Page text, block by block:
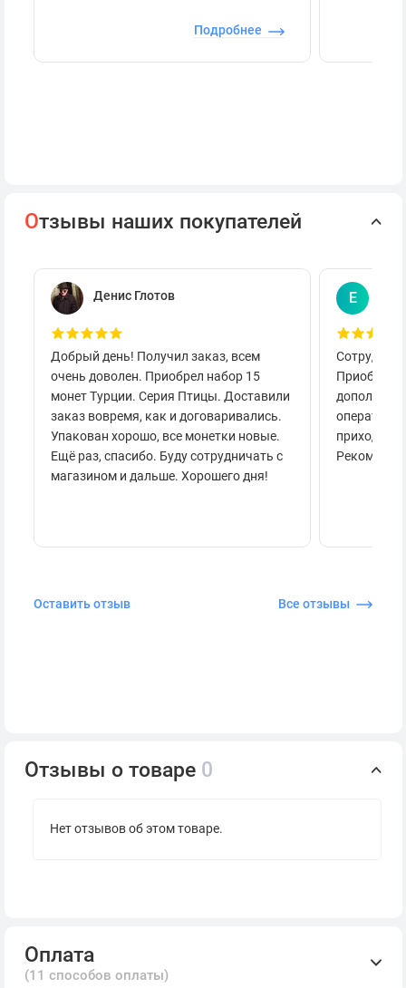
Подробнее
Отзывы наших покупателей
Денис Глотов
Добрый день! Получил заказ, всем
очень доволен. Приобрел набор 15
монет Турции. Серия Птицы. Доставили
заказ вовремя, как и договаривались.
Упакован хорошо, все монетки новые.
Ещё раз, спасибо. Буду сотрудничать с
магазином и дальше. Хорошего дня!
Е
приходило
Оставить отзыв Все отзывы
Отзывы о товаре 0
Нет отзывов об этом товаре.
Оплата
(11 способов оплаты)